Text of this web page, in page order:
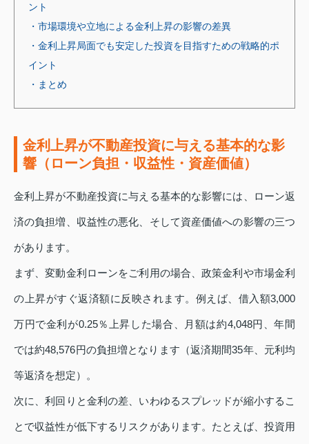
ント
・市場環境や立地による金利上昇の影響の差異
・金利上昇局面でも安定した投資を目指すための戦略的ポ
イント
・まとめ
金利上昇が不動産投資に与える基本的な影
響（ローン負担・収益性・資産価値）
金利上昇が不動産投資に与える基本的な影響には、ローン返
済の負担増、収益性の悪化、そして資産価値への影響の三つ
があります。
まず、変動金利ローンをご利用の場合、政策金利や市場金利
の上昇がすぐ返済額に反映されます。例えば、借入額3,000
万円で金利が0.25％上昇した場合、月額は約4,048円、年間
では約48,576円の負担増となります（返済期間35年、元利均
等返済を想定）。
次に、利回りと金利の差、いわゆるスプレッドが縮小するこ
とで収益性が低下するリスクがあります。たとえば、投資用